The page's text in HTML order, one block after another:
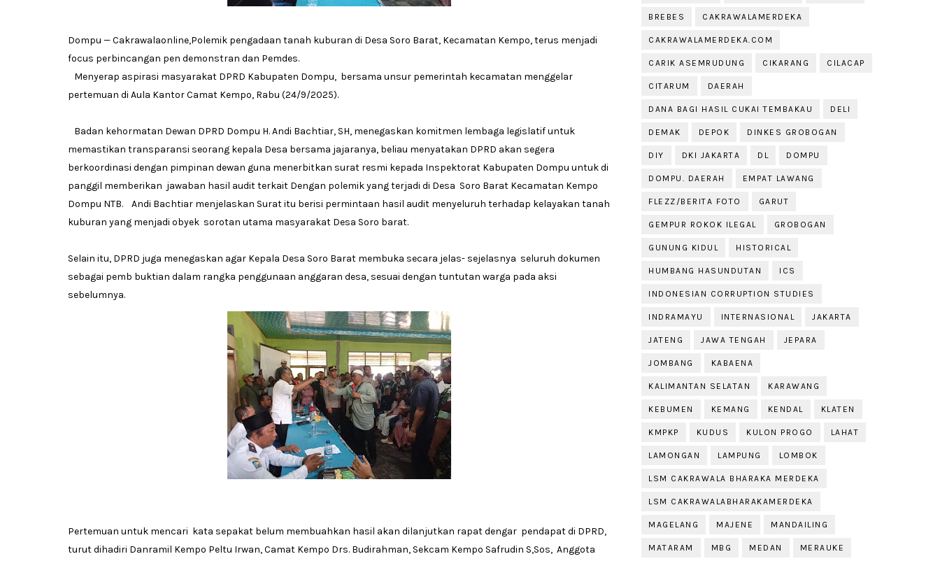
Dompu — Cakrawalaonline,Polemik pengadaan tanah kuburan di Desa Soro Barat, Kecamatan Kempo, terus menjadi
focus perbincangan pen demonstran dan Pemdes.
Menyerap aspirasi masyarakat DPRD Kabupaten Dompu, bersama unsur pemerintah kecamatan menggelar
pertemuan di Aula Kantor Camat Kempo, Rabu (24/9/2025).
Badan kehormatan Dewan DPRD Dompu H. Andi Bachtiar, SH, menegaskan komitmen lembaga legislatif untuk
memastikan transparansi seorang kepala Desa bersama jajaranya, beliau menyatakan DPRD akan segera
berkoordinasi dengan pimpinan dewan guna menerbitkan surat resmi kepada Inspektorat Kabupaten Dompu untuk di
panggil memberikan jawaban hasil audit terkait Dengan polemik yang terjadi di Desa Soro Barat Kecamatan Kempo
Dompu NTB. Andi Bachtiar menjelaskan Surat itu berisi permintaan hasil audit menyeluruh terhadap kelayakan tanah
kuburan yang menjadi obyek sorotan utama masyarakat Desa Soro barat.
Selain itu, DPRD juga menegaskan agar Kepala Desa Soro Barat membuka secara jelas- sejelasnya seluruh dokumen
sebagai pemb buktian dalam rangka penggunaan anggaran desa, sesuai dengan tuntutan warga pada aksi
sebelumnya.
Pertemuan untuk mencari kata sepakat belum membuahkan hasil akan dilanjutkan rapat dengar pendapat di DPRD,
turut dihadiri Danramil Kempo Peltu Irwan, Camat Kempo Drs. Budirahman, Sekcam Kempo Safrudin S,Sos, Anggota
BREBES CAKRAWALAMERDEKA
CAKRAWALAMERDEKA.COM
CARIK ASEMRUDUNG CIKARANG CILACAP
CITARUM DAERAH
DANA BAGI HASIL CUKAI TEMBAKAU DELI
DEMAK DEPOK DINKES GROBOGAN
DIY DKI JAKARTA DL DOMPU
DOMPU. DAERAH EMPAT LAWANG
FLEZZ/BERITA FOTO GARUT
GEMPUR ROKOK ILEGAL GROBOGAN
GUNUNG KIDUL HISTORICAL
HUMBANG HASUNDUTAN ICS
INDONESIAN CORRUPTION STUDIES
INDRAMAYU INTERNASIONAL JAKARTA
JATENG JAWA TENGAH JEPARA
JOMBANG KABAENA
KALIMANTAN SELATAN KARAWANG
KEBUMEN KEMANG KENDAL KLATEN
KMPKP KUDUS KULON PROGO LAHAT
LAMONGAN LAMPUNG LOMBOK
LSM CAKRAWALA BHARAKA MERDEKA
LSM CAKRAWALABHARAKAMERDEKA
MAGELANG MAJENE MANDAILING
MATARAM MBG MEDAN MERAUKE